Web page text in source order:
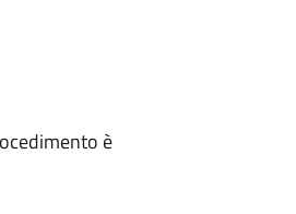
è